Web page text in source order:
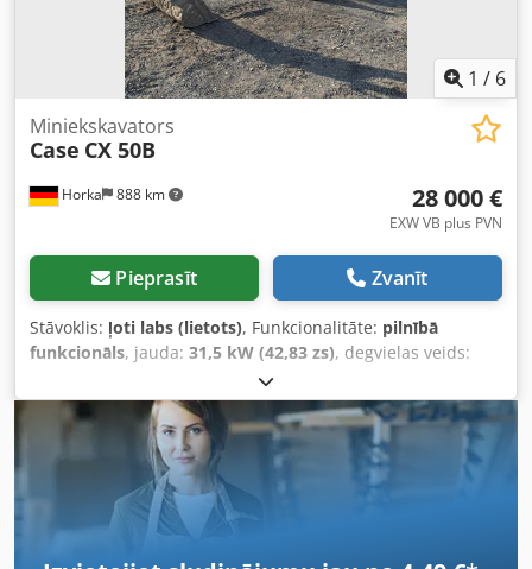
1 / 6
Horka 888 km
Miniekskavators
Case CX 50B
28 000 €
EXW VB plus PVN
Pieprasīt Zvanīt
Stāvoklis: ļoti labs (lietots), Funkcionalitāte: pilnībā
funkcionāls, jauda: 31,5 kW (42,83 zs), degvielas veids:
oriģināls, kopējais svars:
ķēdes stāvoklis:60 procenti, Ražošanas gads:2012,
darbības stundas: 4 490 h, Aprīkojums:kabīne, Ražotājs:
CASE Tips: CX 50B S2 Izgatavošanas gads: 2012 Darba
stundas: 4490 Svars: 4945 kg Dzinējs: Yanmar 4TNV88-XYB
Jauda: 31,5 kW Šasija: 400 mm gumijas kāpurķēdes
Dcedpfx Aljy H H Arsask Aprīkojums: Ātrā sakabe (SWE)